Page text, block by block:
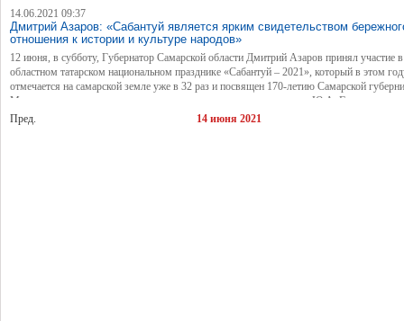
14.06.2021 09:37
Дмитрий Азаров: «Сабантуй является ярким свидетельством
отношения к истории и культуре народов»
12 июня, в субботу, Губернатор Самарской области Дмитрий Азаров принял участие в
областном татарском национальном празднике «Сабантуй – 2021», который в этом
отмечается на самарской земле уже в 32 раз и посвящен 170-летию Самарской
Мероприятие по традиции прошло в парке культуры и отдыха им. Ю.А. Гагарина.
Пред.
14 июня 2021